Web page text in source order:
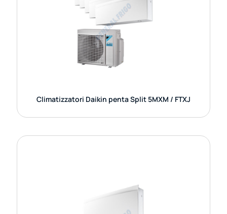
Climatizzatori Daikin penta Split 5MXM / FTXJ
Il sistema di climatizzazione Daikin Penta Split
5MXM abbinato alle unità interne FTXJ
rappresenta una delle soluzioni più raffinate e
tecnologicamente avanzate
CLIMATIZZATORI SERIE DAIKIN EMURA